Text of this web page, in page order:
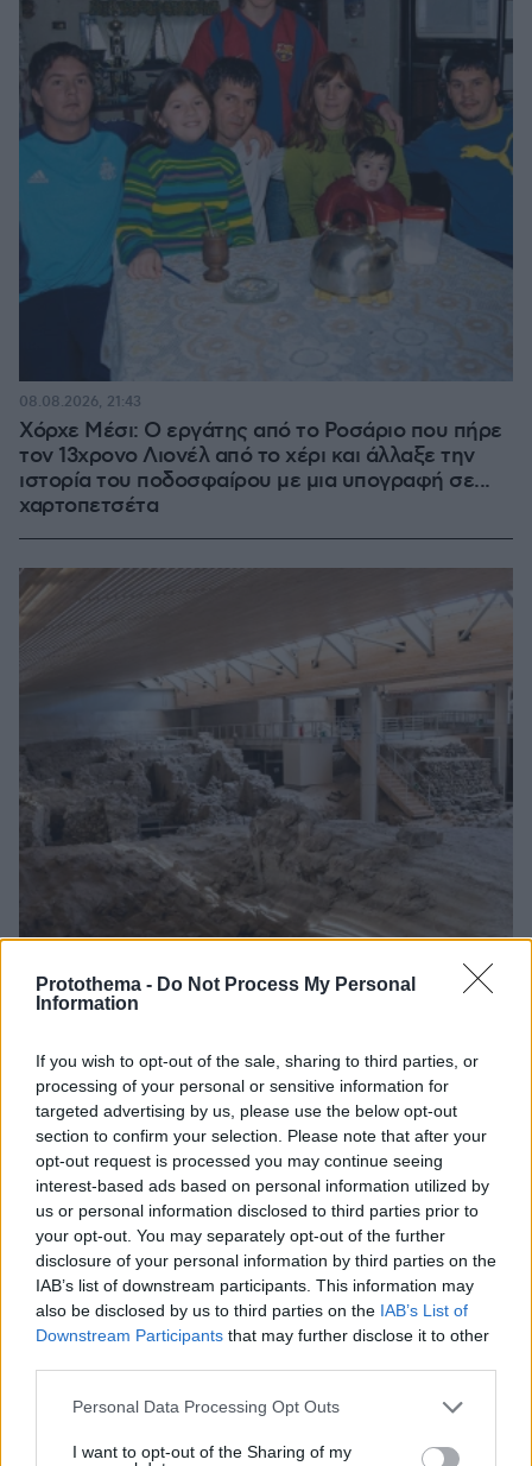
Protothema - Do Not Process My Personal
Information
If you wish to opt-out of the sale, sharing to third parties, or
processing of your personal or sensitive information for
targeted advertising by us, please use the below opt-out
section to confirm your selection. Please note that after your
opt-out request is processed you may continue seeing
interest-based ads based on personal information utilized by
us or personal information disclosed to third parties prior to
your opt-out. You may separately opt-out of the further
disclosure of your personal information by third parties on the
IAB’s list of downstream participants. This information may
also be disclosed by us to third parties on the IAB’s List of
Downstream Participants that may further disclose it to other
Please note that this website/app uses one or more Google
not limited to your visit or usage behaviour. You may click to
Personal Data Processing Opt Outs
I want to opt-out of the Sharing of my
Χόρχε Μέσι: Ο εργάτης από το Ροσάριο που πήρε
τον 13χρονο Λιονέλ από το χέρι και άλλαξε την
ιστορία του ποδοσφαίρου με μια υπογραφή σε...
χαρτοπετσέτα
08.08.2026, 21:43
Μυστήριο 3.500 ετών στη Σαντορίνη: Ο 15χρονος
που δεν πρόλαβε να ξεφύγει από το τσουνάμι
μπορεί ν' αλλάξει τη χρονολογία της μεγάλης
έκρηξης
08.08.2026, 18:08